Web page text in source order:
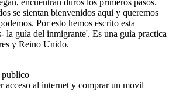
se sientan bienvenidos aqui y queremos
Por esto hemos escrito esta
la guìa del inmigrante'. Es una guìa practica
y Reino Unido.
acceso al internet y comprar un movil